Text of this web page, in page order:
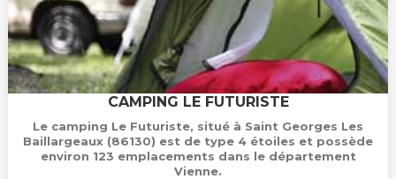
CAMPING LE FUTURISTE
Le camping Le Futuriste, situé à Saint Georges Les
Baillargeaux (86130) est de type 4 étoiles et possède
environ 123 emplacements dans le département
Vienne.